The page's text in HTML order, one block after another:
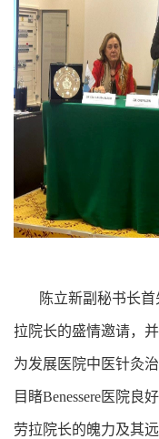
陈立新副秘书长首
拉院长的盛情邀请，
为发展医院中医针灸
目睹Benessere医院良
劳拉院长的魄力及其